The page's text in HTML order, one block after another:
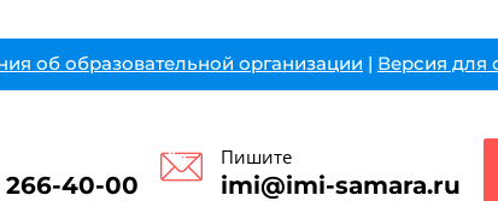
об образовательной организации | Версия для
266-40-00
Пишите
imi@imi-samara.ru